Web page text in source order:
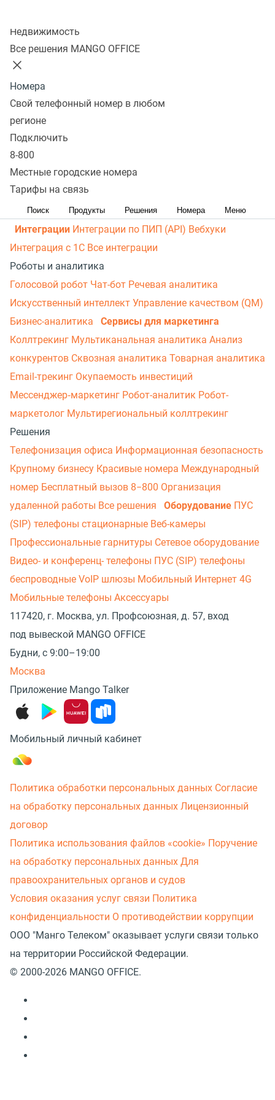
Недвижимость
Все решения MANGO OFFICE
Номера
Свой телефонный номер в любом
регионе
Подключить
8-800
Местные городские номера
Тарифы на связь
Поиск Продукты Решения Номера Меню
Интеграция с ОПДкРК
АвтосекретарьОбратный звонок с сайта
возможности ВАТС
Контакт-центр
Омниканальный контакт-центрИсходящий обзвон
Омниканальные коммуникации
персоналом
отчетов
ресурсамиБаза знанийУправление сделками
(API) для УВК (CRM)
эффективности работы
Все возможности колл-центра
Интеграции Интеграции по ПИП (API) Вебхуки
Интеграция с 1С Все интеграции
Роботы и аналитика
Голосовой робот Чат-бот Речевая аналитика
Искусственный интеллект Управление качеством (QM)
Бизнес-аналитика
Сервисы для маркетинга
Коллтрекинг Мультиканальная аналитика Анализ
конкурентов Сквозная аналитика Товарная аналитика
Email-трекинг Окупаемость инвестиций
Мессенджер‑маркетинг Робот-аналитик Робот-
маркетолог Мультирегиональный коллтрекинг
Решения
Телефонизация офиса Информационная безопасность
Крупному бизнесу Красивые номера Международный
номер Бесплатный вызов 8−800 Организация
удаленной работы Все решения Оборудование ПУС
(SIP) телефоны стационарные Веб-камеры
Профессиональные гарнитуры Сетевое оборудование
Видео- и конференц- телефоны ПУС (SIP) телефоны
беспроводные VoIP шлюзы Мобильный Интернет 4G
Мобильные телефоны Аксессуары
117420, г. Москва, ул. Профсоюзная, д. 57, вход
под вывеской MANGO OFFICE
Будни, с 9:00–19:00
Москва
Приложение Mango Talker
Мобильный личный кабинет
Политика обработки персональных данных Согласие
на обработку персональных данных Лицензионный
договор
Политика использования файлов «cookie» Поручение
на обработку персональных данных Для
правоохранительных органов и судов
Условия оказания услуг связи Политика
конфиденциальности О противодействии коррупции
ООО "Манго Телеком" оказывает услуги связи только
на территории Российской Федерации.
© 2000-2026 MANGO OFFICE.